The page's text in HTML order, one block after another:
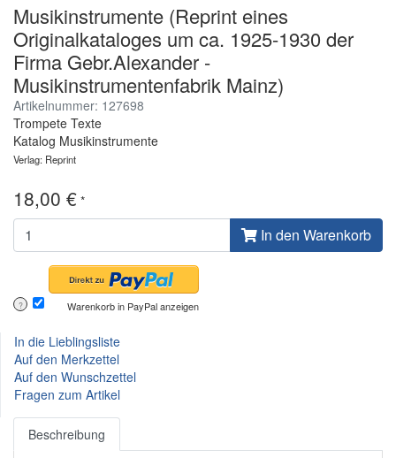
Musikinstrumente (Reprint eines
Originalkataloges um ca. 1925-1930 der
Firma Gebr.Alexander -
Musikinstrumentenfabrik Mainz)
Artikelnummer: 127698
Trompete Texte
Katalog Musikinstrumente
Verlag: Reprint
18,00 € *
In den Warenkorb
? Warenkorb in PayPal anzeigen
In die Lieblingsliste
Auf den Merkzettel
Auf den Wunschzettel
Fragen zum Artikel
Beschreibung